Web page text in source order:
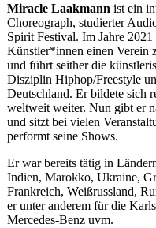
Miracle Laakmann ist ein
Choreograph, studierter
Spirit Festival. Im Jahre
Künstler*innen einen Verein
und führt seither die
Disziplin Hiphop/Freestyle
Deutschland. Er bildete sich
weltweit weiter. Nun gibt er
und sitzt bei vielen
performt seine Shows.
Er war bereits tätig in
Indien, Marokko, Ukraine,
Frankreich, Weißrussland,
er unter anderem für die
Mercedes-Benz uvm.